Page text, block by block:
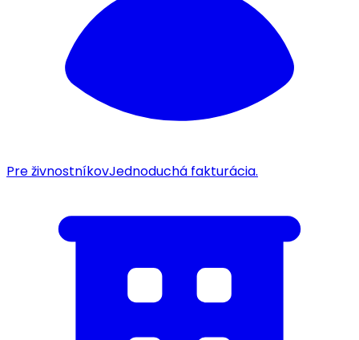
Pre živnostníkovJednoduchá fakturácia.